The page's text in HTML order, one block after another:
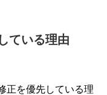
ている理由
正を優先している理